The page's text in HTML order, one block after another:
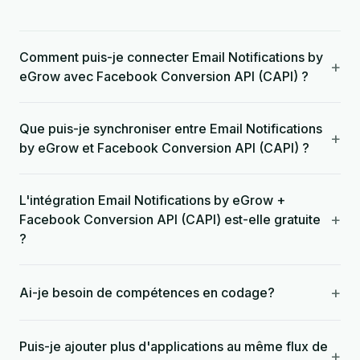
Comment puis-je connecter Email Notifications by
eGrow avec Facebook Conversion API (CAPI) ?
+
Que puis-je synchroniser entre Email Notifications
by eGrow et Facebook Conversion API (CAPI) ?
+
L'intégration Email Notifications by eGrow +
Facebook Conversion API (CAPI) est-elle gratuite
?
+
Ai-je besoin de compétences en codage? +
Puis-je ajouter plus d'applications au même flux de +